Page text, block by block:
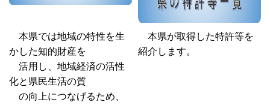
本県では地域の特性を生
かした知的財産を
活用し、地域経済の活性
化と県民生活の質
の向上につなげるため、
本県が取得した特許等を
紹介します。